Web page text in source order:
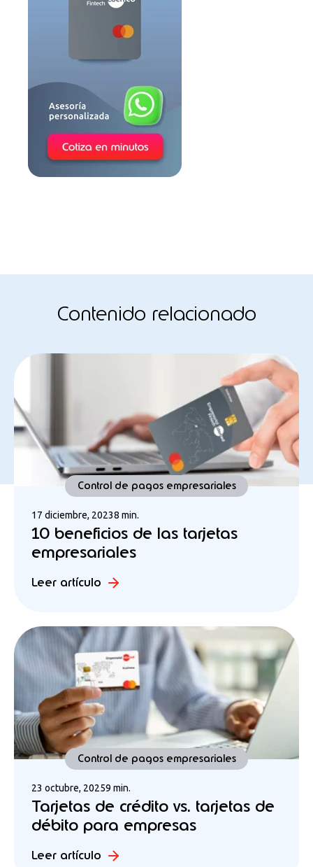
Contenido relacionado
Control de pagos empresariales
17 diciembre, 20238 min.
10 beneficios de las tarjetas
empresariales
Leer artículo
Control de pagos empresariales
23 octubre, 20259 min.
Tarjetas de crédito vs. tarjetas de
débito para empresas
Leer artículo